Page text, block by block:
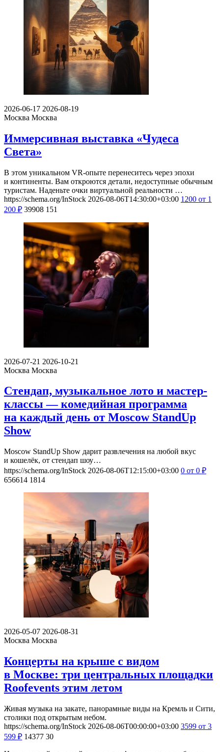
2026-06-17 2026-08-19
Москва Москва
Иммерсивная выставка «Чудеса
Света»
В этом уникальном VR-опыте перенеситесь через эпохи
и континенты. Вам откроются детали, недоступные обычным
туристам. Наденьте очки виртуальной реальности …
https://schema.org/InStock 2026-08-06T14:30:00+03:00 1200 от 1
200 ₽ 39908 151
2026-07-21 2026-10-21
Москва Москва
Стендап, музыкальное лото и мастер-
классы — комедийная программа
на каждый день от Moscow StandUp
Show
Moscow StandUp Show дарит развлечения на любой вкус
и кошелёк, от стендап шоу…
https://schema.org/InStock 2026-08-06T12:15:00+03:00 0 от 0 ₽
656614 1814
2026-05-07 2026-08-31
Москва Москва
Концерты на крыше с видом
в Москве: три центральных площадки
Roofevents этим летом
Живая музыка на закате, панорамные виды на Кремль и Сити,
столики под открытым небом.
https://schema.org/InStock 2026-08-06T00:00:00+03:00 3599 от 3
599 ₽ 14377 30